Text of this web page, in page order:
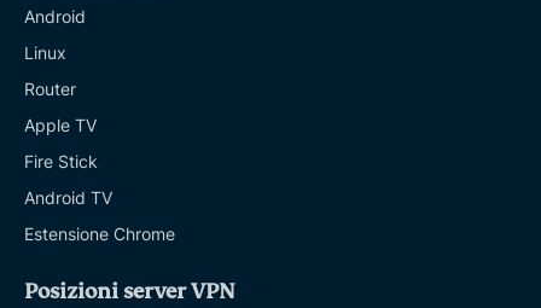
Android
Linux
Router
Apple TV
Fire Stick
Android TV
Estensione Chrome
Posizioni server VPN